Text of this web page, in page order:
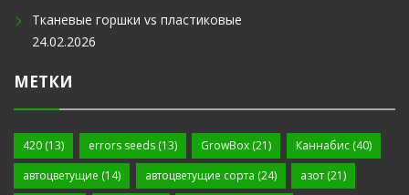
Тканевые горшки vs пластиковые
24.02.2026
МЕТКИ
420 (13) errors seeds(13) GrowBox (21) Каннабис(40)
автоцветущие (14) автоцветущие сорта (24) азот (21)